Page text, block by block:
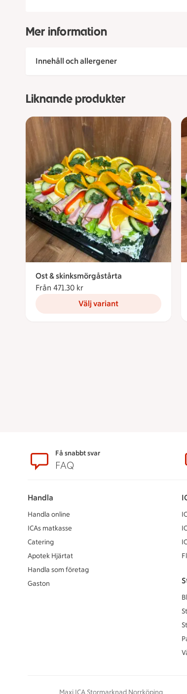
Mer information
Innehåll och allergener
Liknande produkter
Ost & skinksmörgåstårta
Från 471.30 kr
Välj variant
SidfotFå snabbt svar
FAQ
Handla
Handla online
ICAs matkasse
Catering
Apotek Hjärtat
Handla som företag
Gaston
Maxi ICA Stormarknad Norrköping